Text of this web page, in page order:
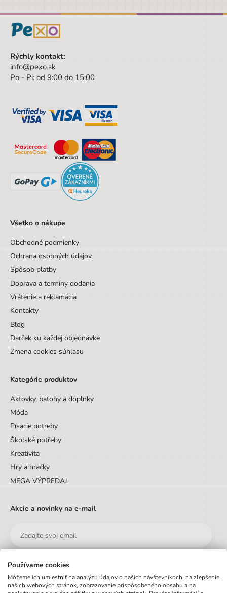
Farba
viacfarebná
Hĺbka
Šírka
Šírka obalu
Hĺbka obalu
Vek do
Sada/Sety/Balíčky
Designová položka
Hmotnosť
Rýchly kontakt:
info@pexo.sk
Po - Pi: od 9:00 do 15:00
Všetko o nákupe
Obchodné podmienky
Ochrana osobných údajov
Spôsob platby
Doprava a termíny dodania
Vrátenie a reklamácia
Kontakty
Blog
Darček ku každej objednávke
Zmena cookies súhlasu
Kategórie produktov
Aktovky, batohy a doplnky
Móda
Písacie potreby
Školské potřeby
Kreativita
Hry a hračky
MEGA VÝPREDAJ
Akcie a novinky na e-mail
Používame cookies
Môžeme ich umiestniť na analýzu údajov o našich návštevníkoch, na zlepšenie
našich webových stránok, zobrazovanie prispôsobeného obsahu a na